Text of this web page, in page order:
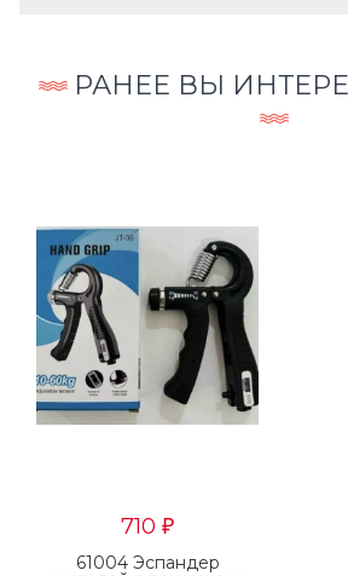
РАНЕЕ ВЫ
710 ₽
61004 Эспандер